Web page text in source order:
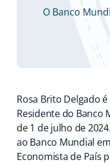
O Banco
Rosa Brito Delgado
Residente do Banco
de 1 de julho de
ao Banco Mundial
Economista de País